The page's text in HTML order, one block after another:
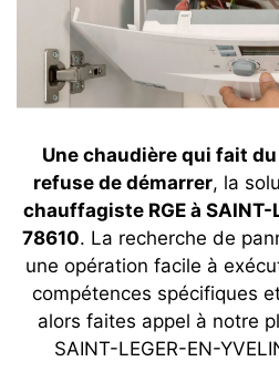
Une chaudière qui fait
refuse de démarrer, la
chauffagiste RGE à SAINT-
78610. La recherche de
une opération facile à
compétences spécifiques
alors faites appel à notre
SAINT-LEGER-EN-